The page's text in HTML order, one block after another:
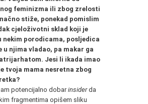
feminizma ili zbog zrelosti
stiže, ponekad pomislim
cjeloživotni sklad koji je
nekim porodicama, posljedica
u njima vladao, pa makar ga
Jesi li ikada imao
tvoja mama nesretna zbog
potencijalno dobarinsiderda
fragmentima opišem sliku